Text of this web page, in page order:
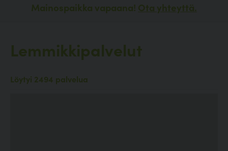
Mainospaikka vapaana! Ota yhteyttä.
Lemmikkipalvelut
Löytyi 2494 palvelua